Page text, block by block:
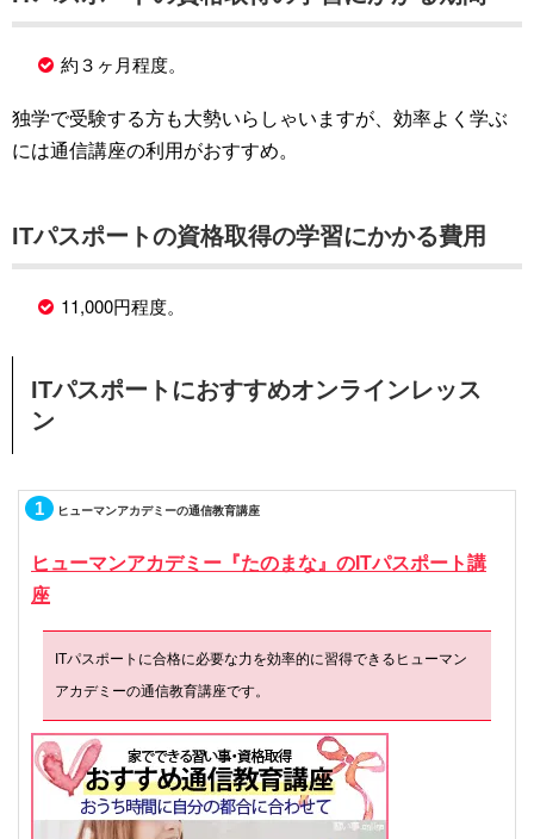
約３ヶ月程度。
独学で受験する方も大勢いらしゃいますが、効率よく学ぶ
には通信講座の利用がおすすめ。
ITパスポートの資格取得の学習にかかる費用
11,000円程度。
ITパスポートにおすすめオンラインレッス
ン
1 ヒューマンアカデミーの通信教育講座
ヒューマンアカデミー『たのまな』のITパスポート講
座
ITパスポートに合格に必要な力を効率的に習得できるヒューマン
アカデミーの通信教育講座です。